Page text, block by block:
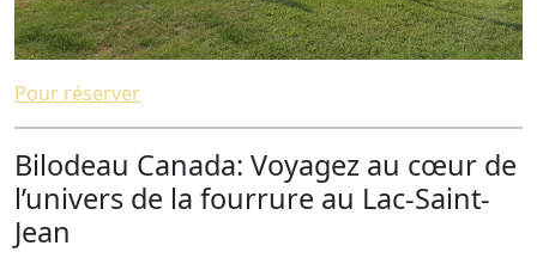
Pour réserver
Bilodeau Canada: Voyagez au cœur de
l’univers de la fourrure au Lac-Saint-
Jean